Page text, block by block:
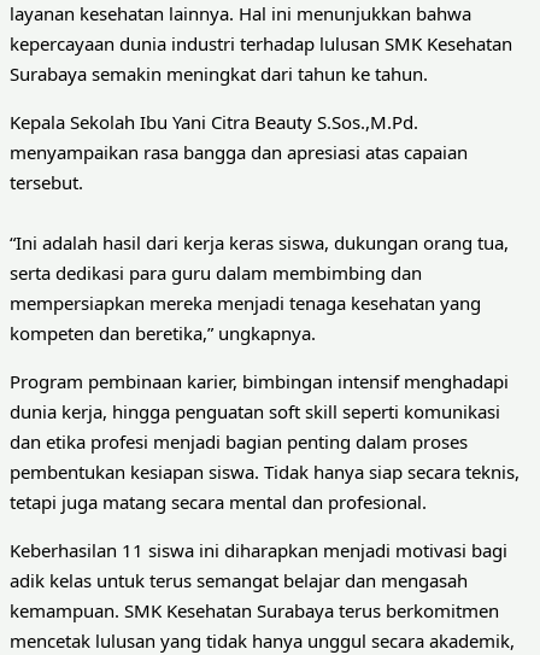
layanan kesehatan lainnya. Hal ini menunjukkan bahwa
kepercayaan dunia industri terhadap lulusan SMK Kesehatan
Surabaya semakin meningkat dari tahun ke tahun.
Kepala Sekolah Ibu Yani Citra Beauty S.Sos.,M.Pd.
menyampaikan rasa bangga dan apresiasi atas capaian
tersebut.
“Ini adalah hasil dari kerja keras siswa, dukungan orang tua,
serta dedikasi para guru dalam membimbing dan
mempersiapkan mereka menjadi tenaga kesehatan yang
kompeten dan beretika,” ungkapnya.
Program pembinaan karier, bimbingan intensif menghadapi
dunia kerja, hingga penguatan soft skill seperti komunikasi
dan etika profesi menjadi bagian penting dalam proses
pembentukan kesiapan siswa. Tidak hanya siap secara teknis,
tetapi juga matang secara mental dan profesional.
Keberhasilan 11 siswa ini diharapkan menjadi motivasi bagi
adik kelas untuk terus semangat belajar dan mengasah
kemampuan. SMK Kesehatan Surabaya terus berkomitmen
mencetak lulusan yang tidak hanya unggul secara akademik,